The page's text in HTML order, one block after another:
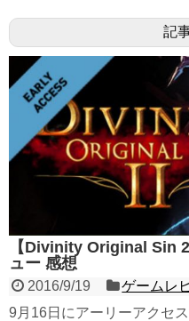
記
【Divinity Original Sin
ュー 感想
2016/9/19
ゲームレ
9月16日にアーリーアクセ